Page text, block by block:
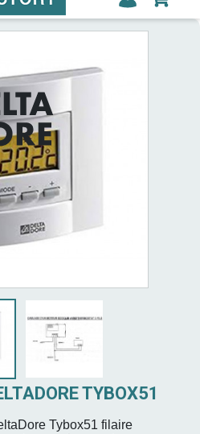
TYBOX51
Tybox51 filaire